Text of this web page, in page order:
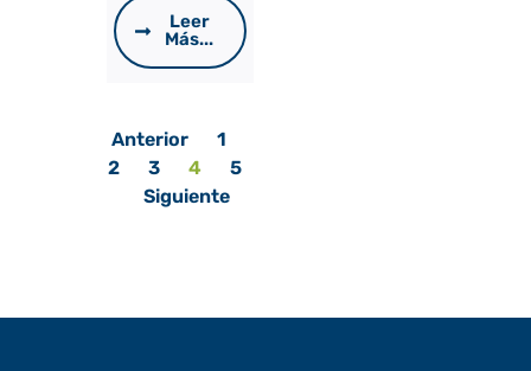
Leer
Más...
Anterior
1
2
3 4
5
Siguiente